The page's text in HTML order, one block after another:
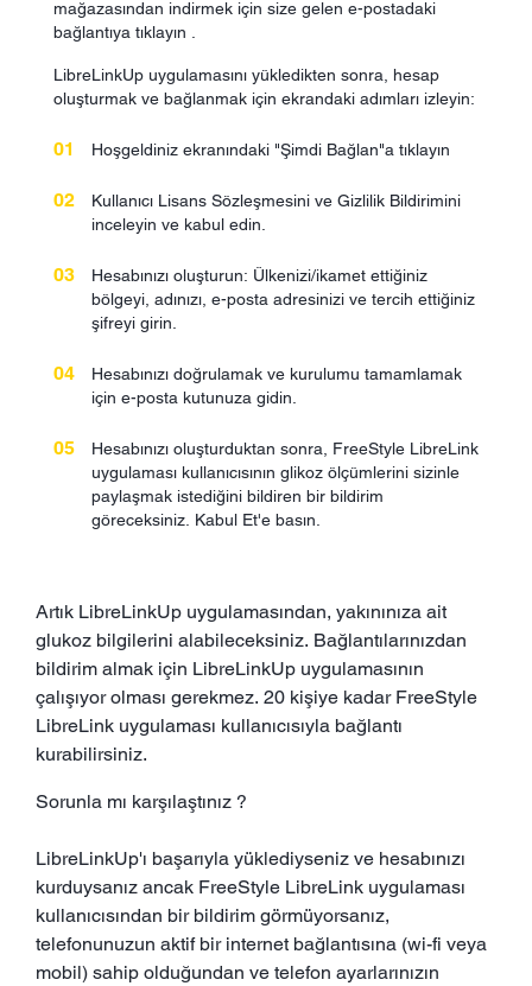
mağazasından indirmek için size gelen e-postadaki
bağlantıya tıklayın .
LibreLinkUp uygulamasını yükledikten sonra, hesap
oluşturmak ve bağlanmak için ekrandaki adımları izleyin:
Hoşgeldiniz ekranındaki "Şimdi Bağlan"a tıklayın
Kullanıcı Lisans Sözleşmesini ve Gizlilik Bildirimini
inceleyin ve kabul edin.
Hesabınızı oluşturun: Ülkenizi/ikamet ettiğiniz
bölgeyi, adınızı, e-posta adresinizi ve tercih ettiğiniz
şifreyi girin.
Hesabınızı doğrulamak ve kurulumu tamamlamak
için e-posta kutunuza gidin.
Hesabınızı oluşturduktan sonra, FreeStyle LibreLink
uygulaması kullanıcısının glikoz ölçümlerini sizinle
paylaşmak istediğini bildiren bir bildirim
göreceksiniz. Kabul Et'e basın.
Artık LibreLinkUp uygulamasından, yakınınıza ait
glukoz bilgilerini alabileceksiniz. Bağlantılarınızdan
bildirim almak için LibreLinkUp uygulamasının
çalışıyor olması gerekmez. 20 kişiye kadar FreeStyle
LibreLink uygulaması kullanıcısıyla bağlantı
kurabilirsiniz.
Sorunla mı karşılaştınız ?
LibreLinkUp'ı başarıyla yüklediyseniz ve hesabınızı
kurduysanız ancak FreeStyle LibreLink uygulaması
kullanıcısından bir bildirim görmüyorsanız,
telefonunuzun aktif bir internet bağlantısına (wi-fi veya
mobil) sahip olduğundan ve telefon ayarlarınızın